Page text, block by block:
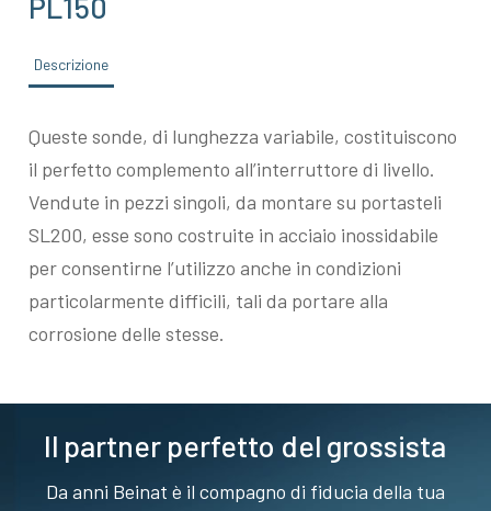
Descrizione
Queste sonde, di lunghezza variabile, costituiscono
il perfetto complemento all’interruttore di livello.
Vendute in pezzi singoli, da montare su portasteli
SL200, esse sono costruite in acciaio inossidabile
per consentirne l’utilizzo anche in condizioni
particolarmente difficili, tali da portare alla
corrosione delle stesse.
Il partner perfetto del grossista
Da anni Beinat è il compagno di fiducia della tua